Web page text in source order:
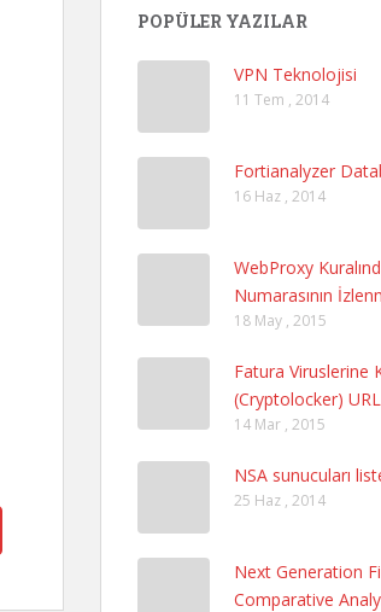
POPÜLER YAZILAR
VPN Teknolojisi
11 Tem , 2014
Fortianalyzer
16 Haz , 2014
WebProxy
Numarasının
18 May , 2015
Fatura Viruslerine
(Cryptolocker)
14 Mar , 2015
NSA sunucuları
25 Haz , 2014
Next Generation
Comparative